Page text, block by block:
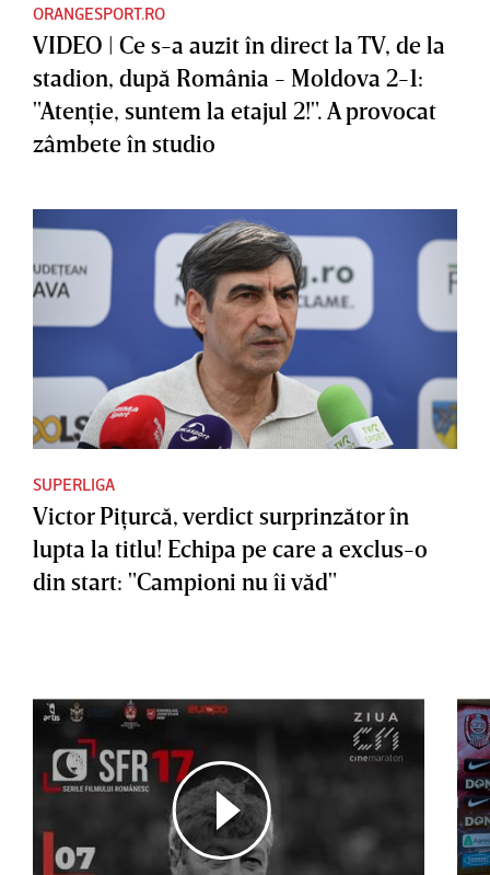
ORANGESPORT.RO
VIDEO | Ce s-a auzit în direct la TV, de la
stadion, după România - Moldova 2-1:
"Atenţie, suntem la etajul 2!". A provocat
zâmbete în studio
SUPERLIGA
Victor Piţurcă, verdict surprinzător în
lupta la titlu! Echipa pe care a exclus-o
din start: "Campioni nu îi văd"